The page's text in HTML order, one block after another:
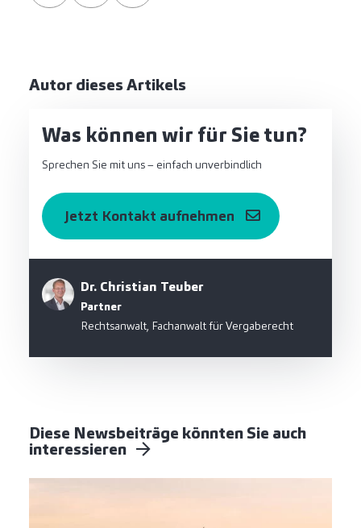
Autor dieses Artikels
Dr. Christian Teuber
Partner
Rechtsanwalt, Fachanwalt für Vergaberecht
Was können wir für Sie tun?
Sprechen Sie mit uns – einfach unverbindlich
Jetzt Kontakt aufnehmen
Diese Newsbeiträge könnten Sie auch
interessieren